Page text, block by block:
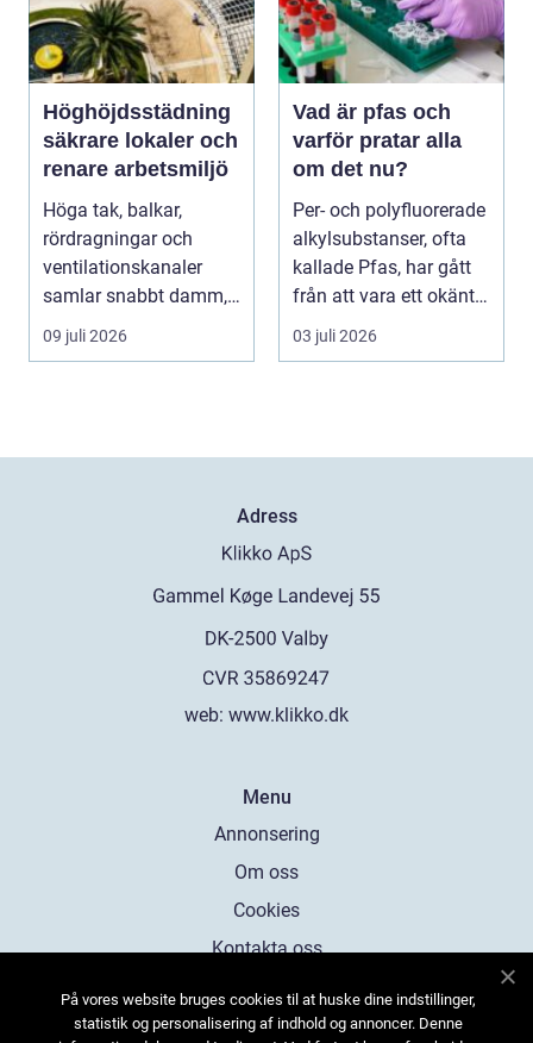
Höghöjdsstädning
säkrare lokaler och
renare arbetsmiljö
Höga tak, balkar,
rördragningar och
ventilationskanaler
samlar snabbt damm,
smuts och partiklar. I
09 juli 2026
Vad är pfas och
varför pratar alla
om det nu?
Per- och polyfluorerade
alkylsubstanser, ofta
kallade Pfas, har gått
från att vara ett okänt
kemiskt...
03 juli 2026
Adress
web: www.klikko.dk
Menu
Annonsering
Om oss
Cookies
Kontakta oss
På vores website bruges cookies til at huske dine indstillinger,
statistik og personalisering af indhold og annoncer. Denne